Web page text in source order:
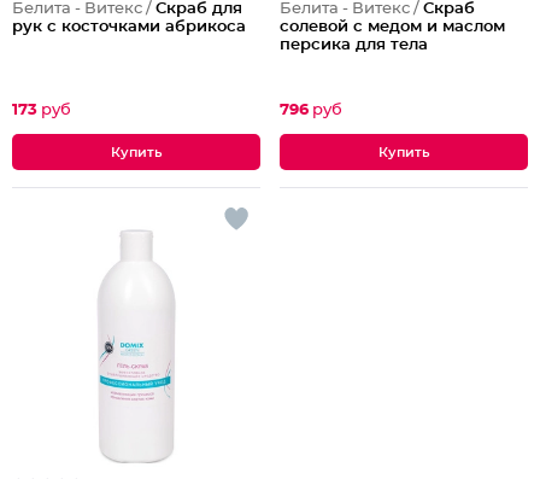
Белита - Витекс / Скраб для
рук с косточками абрикоса
173 руб
Белита - Витекс / Скраб
солевой с медом и маслом
персика для тела
796 руб